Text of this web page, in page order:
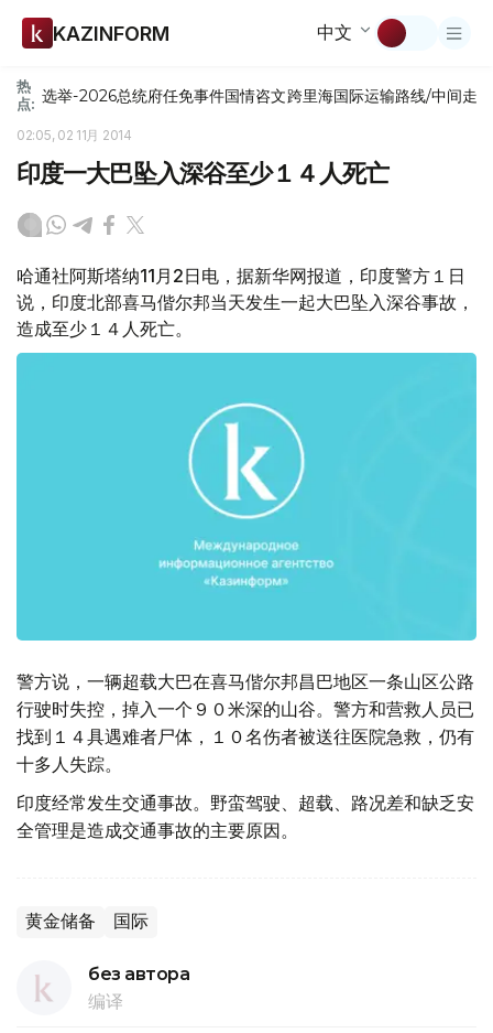
KAZINFORM 中文
热
点: 选举-2026总统府任免事件国情咨文跨里海国际运输路线/中间走廊
02:05, 02 11月 2014
印度一大巴坠入深谷至少１４人死亡
哈通社阿斯塔纳11月2日电，据新华网报道，印度警方１日
说，印度北部喜马偕尔邦当天发生一起大巴坠入深谷事故，
造成至少１４人死亡。
警方说，一辆超载大巴在喜马偕尔邦昌巴地区一条山区公路
行驶时失控，掉入一个９０米深的山谷。警方和营救人员已
找到１４具遇难者尸体，１０名伤者被送往医院急救，仍有
十多人失踪。
印度经常发生交通事故。野蛮驾驶、超载、路况差和缺乏安
全管理是造成交通事故的主要原因。
黄金储备 国际
без автора
编译